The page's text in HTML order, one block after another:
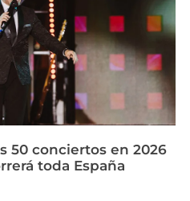
50 conciertos en 2026
toda España